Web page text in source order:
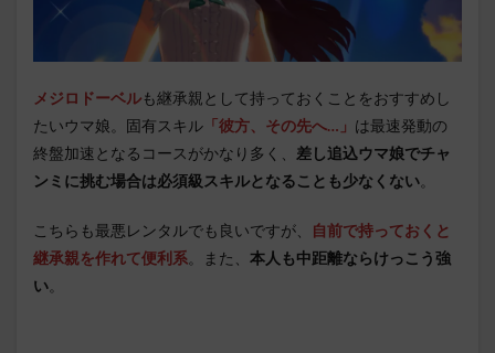
メジロドーベルも継承親として持っておくことをおすすめし
たいウマ娘。固有スキル 「彼方、その先へ…」 は最速発動の
終盤加速となるコースがかなり多く、 差し追込ウマ娘でチャ
ンミに挑む場合は必須級スキルとなることも少なくない。
こちらも最悪レンタルでも良いですが、
自前で持っておくと
継承親を作れて便利系。また、 本人も中距離ならけっこう強
い。